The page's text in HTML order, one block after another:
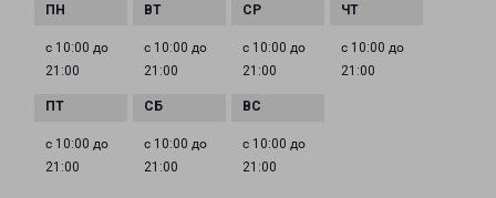
с 10:00 до
21:00
с 10:00 до
21:00
с 10:00 до
21:00
с 10:00 до
21:00
с 10:00 до
21:00
с 10:00 до
21:00
с 10:00 до
21:00